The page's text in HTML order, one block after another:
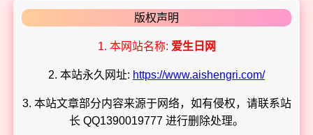
版权声明
1. 本网站名称: 爱生日网
2. 本站永久网址: https://www.aishengri.com/
3. 本站文章部分内容来源于网络，如有侵权，请联系站
长 QQ1390019777 进行删除处理。